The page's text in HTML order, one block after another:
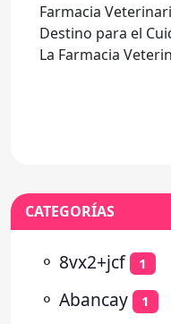
Farmacia
Destino para el
La Farmacia
CATEGORÍAS
⚬ 8vx2+jcf 1
⚬ Abancay 1